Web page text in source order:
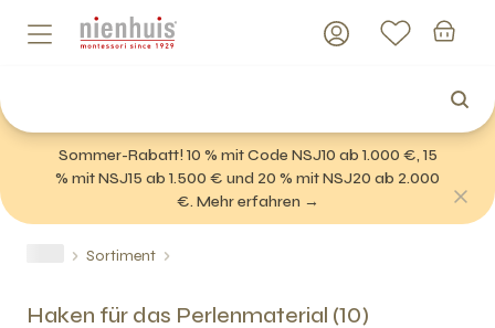
Sommer-Rabatt! 10 % mit Code NSJ10 ab 1.000 €, 15
% mit NSJ15 ab 1.500 € und 20 % mit NSJ20 ab 2.000
€. Mehr erfahren →
Sortiment
Haken für das Perlenmaterial (10)